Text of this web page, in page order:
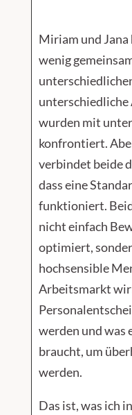
Miriam und Jana
wenig
unterschiedliche
wurden mit
konfrontiert.
verbindet beide
dass eine
funktioniert.
nicht einfach
optimiert,
hochsensible
Arbeitsmarkt
werden und was
braucht, um
werden.
Das ist, was ich